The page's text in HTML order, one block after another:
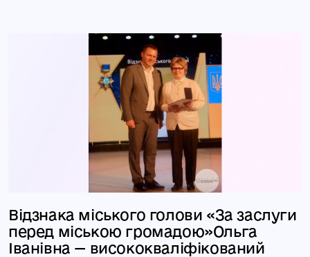
Відзнака міського голови «За заслуги
перед міською громадою»Ольга
Іванівна — висококваліфікований